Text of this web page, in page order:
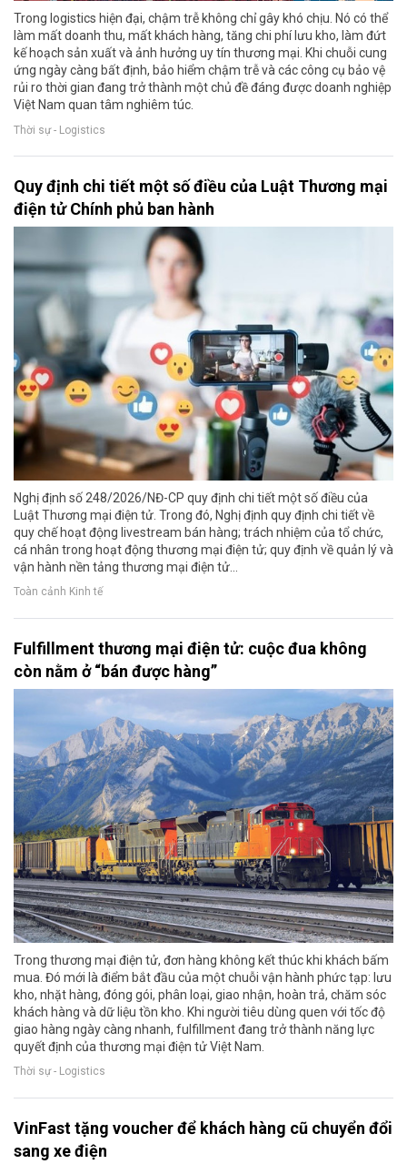
Trong logistics hiện đại, chậm trễ không chỉ gây khó chịu. Nó có thể
làm mất doanh thu, mất khách hàng, tăng chi phí lưu kho, làm đứt
kế hoạch sản xuất và ảnh hưởng uy tín thương mại. Khi chuỗi cung
ứng ngày càng bất định, bảo hiểm chậm trễ và các công cụ bảo vệ
rủi ro thời gian đang trở thành một chủ đề đáng được doanh nghiệp
Việt Nam quan tâm nghiêm túc.
Thời sự - Logistics
Quy định chi tiết một số điều của Luật Thương mại
điện tử Chính phủ ban hành
Nghị định số 248/2026/NĐ-CP quy định chi tiết một số điều của
Luật Thương mại điện tử. Trong đó, Nghị định quy định chi tiết về
quy chế hoạt động livestream bán hàng; trách nhiệm của tổ chức,
cá nhân trong hoạt động thương mại điện tử; quy định về quản lý và
vận hành nền tảng thương mại điện tử...
Toàn cảnh Kinh tế
Fulfillment thương mại điện tử: cuộc đua không
còn nằm ở “bán được hàng”
Trong thương mại điện tử, đơn hàng không kết thúc khi khách bấm
mua. Đó mới là điểm bắt đầu của một chuỗi vận hành phức tạp: lưu
kho, nhặt hàng, đóng gói, phân loại, giao nhận, hoàn trả, chăm sóc
khách hàng và dữ liệu tồn kho. Khi người tiêu dùng quen với tốc độ
giao hàng ngày càng nhanh, fulfillment đang trở thành năng lực
quyết định của thương mại điện tử Việt Nam.
Thời sự - Logistics
VinFast tặng voucher để khách hàng cũ chuyển đổi
sang xe điện